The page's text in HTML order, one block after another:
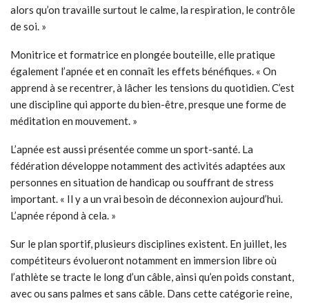
alors qu’on travaille surtout le calme, la respiration, le contrôle
de soi. »
Monitrice et formatrice en plongée bouteille, elle pratique
également l’apnée et en connaît les effets bénéfiques. « On
apprend à se recentrer, à lâcher les tensions du quotidien. C’est
une discipline qui apporte du bien-être, presque une forme de
méditation en mouvement. »
L’apnée est aussi présentée comme un sport-santé. La
fédération développe notamment des activités adaptées aux
personnes en situation de handicap ou souffrant de stress
important. « Il y a un vrai besoin de déconnexion aujourd’hui.
L’apnée répond à cela. »
Sur le plan sportif, plusieurs disciplines existent. En juillet, les
compétiteurs évolueront notamment en immersion libre où
l’athlète se tracte le long d’un câble, ainsi qu’en poids constant,
avec ou sans palmes et sans câble. Dans cette catégorie reine,